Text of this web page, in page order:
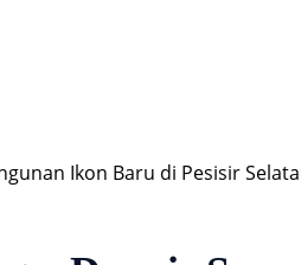
Ikon Baru di Pesisir